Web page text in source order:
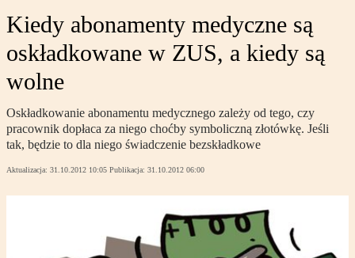
Kiedy abonamenty medyczne są
oskładkowane w ZUS, a kiedy są
wolne
Oskładkowanie abonamentu medycznego zależy od tego, czy
pracownik dopłaca za niego choćby symboliczną złotówkę. Jeśli
tak, będzie to dla niego świadczenie bezskładkowe
Aktualizacja: 31.10.2012 10:05 Publikacja: 31.10.2012 06:00